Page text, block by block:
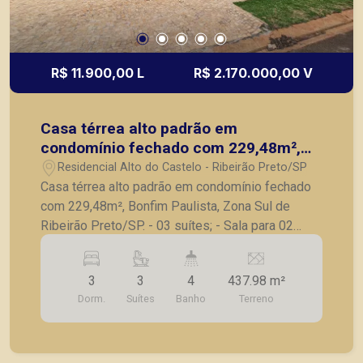
R$ 11.900,00 L R$ 2.170.000,00 V
Casa térrea alto padrão em
condomínio fechado com 229,48m²,
Bonfim Paulista, Zona Sul de Ribeirão
Preto/SP.
Residencial Alto do Castelo - Ribeirão Preto/SP
Casa térrea alto padrão em condomínio fechado
com 229,48m², Bonfim Paulista, Zona Sul de
Ribeirão Preto/SP. - 03 suítes; - Sala para 02
ambientes; - Lavabo; - Varanda gourmet; -
Cozinha planejada; - Piscina; - Aréa de serviço; -
04 vagas de garagem; - Escritório; Diferenciais: *
Escritório amplo, com possibilidade de mais uma
suíte. * Revestimento de pedra madeira na
3
Dorm.
3
Suítes
4
Banho
437.98 m²
Terreno